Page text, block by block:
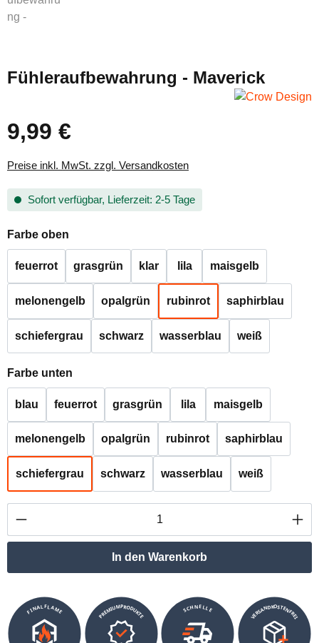
Fühleraufbewahrung - Maverick
Regulärer Preis:
9,99 €
Preise inkl. MwSt. zzgl. Versandkosten
Sofort verfügbar, Lieferzeit: 2-5 Tage
Farbe oben
feuerrot grasgrün klar lila maisgelb
melonengelb opalgrün rubinrot saphirblau
schiefergrau schwarz wasserblau weiß
Farbe unten
blau feuerrot grasgrün lila maisgelb
melonengelb opalgrün rubinrot saphirblau
schiefergrau schwarz wasserblau weiß
Produkt Anzahl: Gib den gewünschten
In den Warenkorb
FINALFLAME PREMIUMPRODUKTE SCHNELLE VERSANDKOSTENFREI